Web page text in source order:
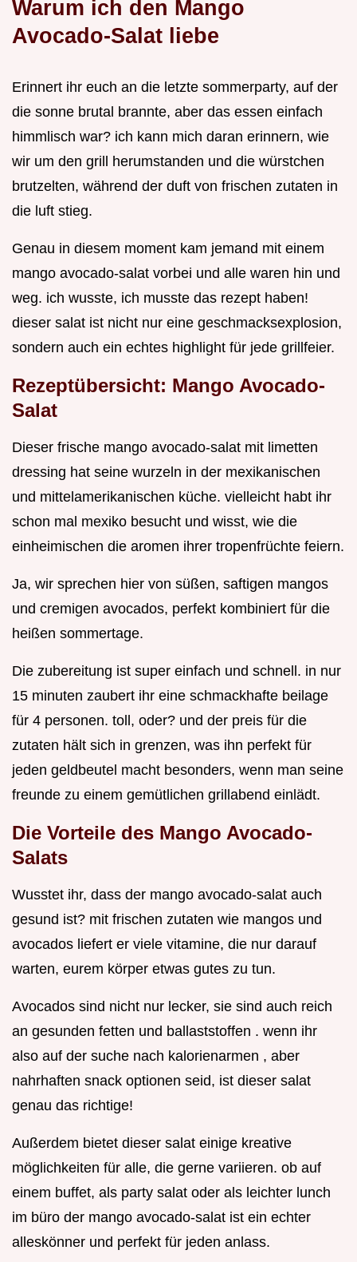
Warum ich den Mango
Avocado-Salat liebe
Erinnert ihr euch an die letzte sommerparty, auf der
die sonne brutal brannte, aber das essen einfach
himmlisch war? ich kann mich daran erinnern, wie
wir um den grill herumstanden und die würstchen
brutzelten, während der duft von frischen zutaten in
die luft stieg.
Genau in diesem moment kam jemand mit einem
mango avocado-salat vorbei und alle waren hin und
weg. ich wusste, ich musste das rezept haben!
dieser salat ist nicht nur eine geschmacksexplosion,
sondern auch ein echtes highlight für jede grillfeier.
Rezeptübersicht: Mango Avocado-
Salat
Dieser frische mango avocado-salat mit limetten
dressing hat seine wurzeln in der mexikanischen
und mittelamerikanischen küche. vielleicht habt ihr
schon mal mexiko besucht und wisst, wie die
einheimischen die aromen ihrer tropenfrüchte feiern.
Ja, wir sprechen hier von süßen, saftigen mangos
und cremigen avocados, perfekt kombiniert für die
heißen sommertage.
Die zubereitung ist super einfach und schnell. in nur
15 minuten zaubert ihr eine schmackhafte beilage
für 4 personen. toll, oder? und der preis für die
zutaten hält sich in grenzen, was ihn perfekt für
jeden geldbeutel macht besonders, wenn man seine
freunde zu einem gemütlichen grillabend einlädt.
Die Vorteile des Mango Avocado-
Salats
Wusstet ihr, dass der mango avocado-salat auch
gesund ist? mit frischen zutaten wie mangos und
avocados liefert er viele vitamine, die nur darauf
warten, eurem körper etwas gutes zu tun.
Avocados sind nicht nur lecker, sie sind auch reich
an gesunden fetten und ballaststoffen . wenn ihr
also auf der suche nach kalorienarmen , aber
nahrhaften snack optionen seid, ist dieser salat
genau das richtige!
Außerdem bietet dieser salat einige kreative
möglichkeiten für alle, die gerne variieren. ob auf
einem buffet, als party salat oder als leichter lunch
im büro der mango avocado-salat ist ein echter
alleskönner und perfekt für jeden anlass.